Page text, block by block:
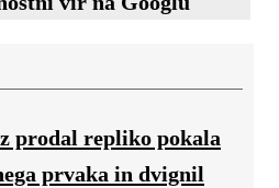
prodal repliko pokala
prvaka in dvignil